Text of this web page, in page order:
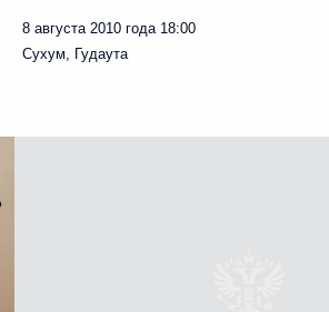
8 августа 2010 года 18:00
Сухум, Гудаута